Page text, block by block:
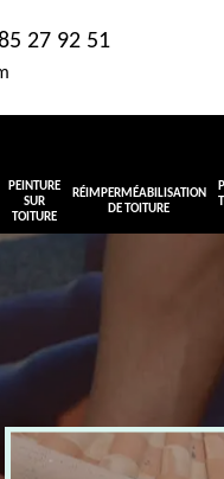
27 92 51
PEINTURE
SUR
TOITURE
RÉIMPERMÉABILISATION
DE TOITURE